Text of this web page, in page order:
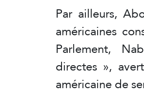
Par ailleurs,
américaines
Parlement,
directes »,
américaine de